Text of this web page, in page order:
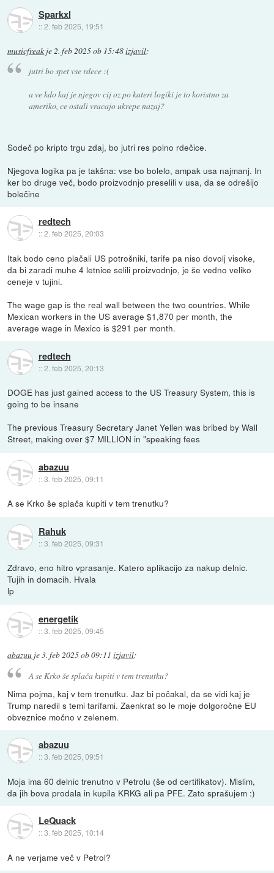
Sparkxl
::2. feb 2025, 19:51
musicfreak je2. feb 2025 ob 15:48izjavil:
jutri bo spet vse rdece :(
a ve kdo kaj je njegov cij oz po kateri logiki je to koristno za
ameriko, ce ostali vracajo ukrepe nazaj?
Sodeč po kripto trgu zdaj, bo jutri res polno rdečice.
Njegova logika pa je takšna: vse bo bolelo, ampak usa najmanj. In
ker bo druge več, bodo proizvodnjo preselili v usa, da se odrešijo
bolečine
redtech
::2. feb 2025, 20:03
Itak bodo ceno plačali US potrošniki, tarife pa niso dovolj visoke,
da bi zaradi muhe 4 letnice selili proizvodnjo, je še vedno veliko
ceneje v tujini.
The wage gap is the real wall between the two countries. While
Mexican workers in the US average $1,870 per month, the
average wage in Mexico is $291 per month.
redtech
::2. feb 2025, 20:13
DOGE has just gained access to the US Treasury System, this is
going to be insane
The previous Treasury Secretary Janet Yellen was bribed by Wall
Street, making over $7 MILLION in "speaking fees
abazuu
::3. feb 2025, 09:11
A se Krko še splača kupiti v tem trenutku?
Rahuk
::3. feb 2025, 09:31
Zdravo, eno hitro vprasanje. Katero aplikacijo za nakup delnic.
Tujih in domacih. Hvala
lp
energetik
::3. feb 2025, 09:45
abazuu je3. feb 2025 ob 09:11 izjavil:
A se Krko še splača kupiti v tem trenutku?
Nima pojma, kaj v tem trenutku. Jaz bi počakal, da se vidi kaj je
Trump naredil s temi tarifami. Zaenkrat so le moje dolgoročne EU
obveznice močno v zelenem.
abazuu
::3. feb 2025, 09:51
Moja ima 60 delnic trenutno v Petrolu (še od certifikatov). Mislim,
da jih bova prodala in kupila KRKG ali pa PFE. Zato sprašujem :)
LeQuack
::3. feb 2025, 10:14
A ne verjame več v Petrol?